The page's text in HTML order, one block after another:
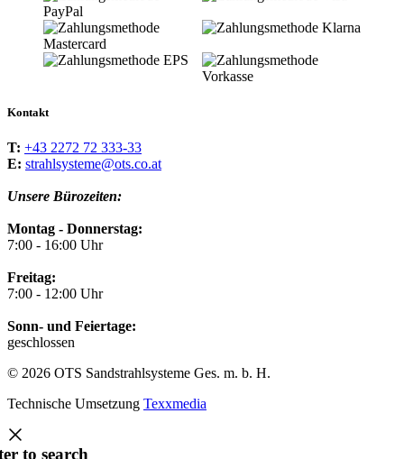
Kontakt
T: +43 2272 72 333-33
E: strahlsysteme@ots.co.at
Unsere Bürozeiten:
Montag - Donnerstag:
7:00 - 16:00 Uhr
Freitag:
7:00 - 12:00 Uhr
Sonn- und Feiertage:
geschlossen
© 2026 OTS Sandstrahlsysteme Ges. m. b. H.
Technische Umsetzung Texxmedia
to search